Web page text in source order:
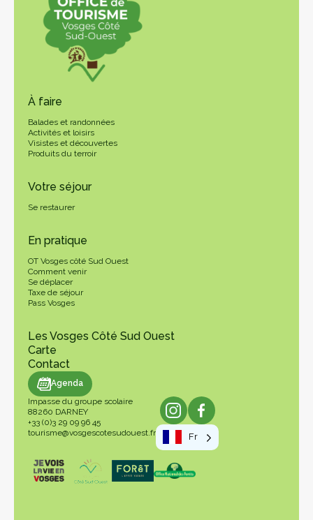
À faire
Balades et randonnées
Activités et loisirs
Visistes et découvertes
Produits du terroir
Votre séjour
Se restaurer
En pratique
OT Vosges côté Sud Ouest
Comment venir
Se déplacer
Taxe de séjour
Pass Vosges
Les Vosges Côté Sud Ouest
Carte
Contact
Agenda
Impasse du groupe scolaire
88260 DARNEY
+33 (0)3 29 09 96 45
tourisme@vosgescotesudouest.fr
Fr